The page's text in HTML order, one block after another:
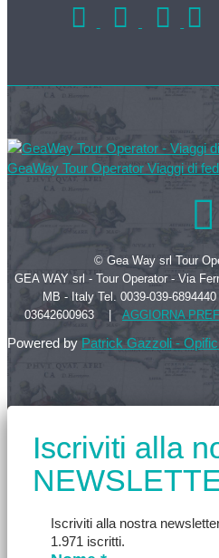
© Gea Way srl Tour
GEA WAY srl - Tour Operator - Via
MB - Italy Tel. 0039-039-
03642600963 | AGGIORNA
Powered by Patrick Gazzoli -
Iscriviti alla
Iscriviti alla nostra
1.971 iscritti.